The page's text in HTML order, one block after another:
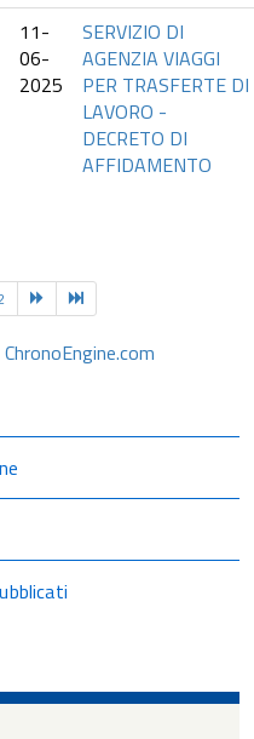
11-
06-
2025
SERVIZIO DI
AGENZIA VIAGGI
PER TRASFERTE DI
LAVORO -
DECRETO DI
AFFIDAMENTO